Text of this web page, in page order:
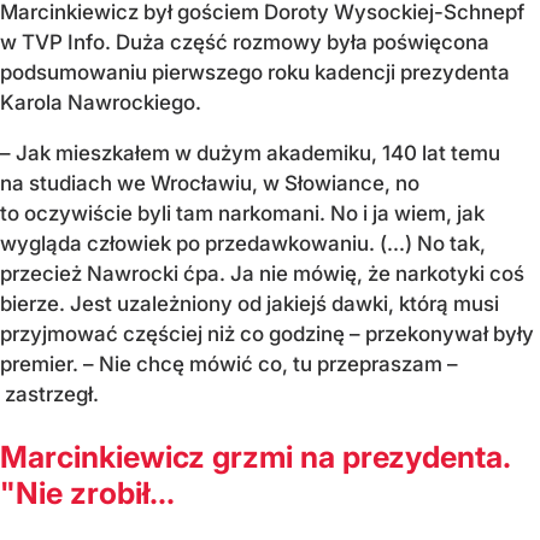
Marcinkiewicz był gościem Doroty Wysockiej-Schnepf
w TVP Info. Duża część rozmowy była poświęcona
podsumowaniu pierwszego roku kadencji prezydenta
Karola Nawrockiego.
– Jak mieszkałem w dużym akademiku, 140 lat temu
na studiach we Wrocławiu, w Słowiance, no
to oczywiście byli tam narkomani. No i ja wiem, jak
wygląda człowiek po przedawkowaniu. (...) No tak,
przecież Nawrocki ćpa. Ja nie mówię, że narkotyki coś
bierze. Jest uzależniony od jakiejś dawki, którą musi
przyjmować częściej niż co godzinę – przekonywał były
premier. – Nie chcę mówić co, tu przepraszam –
zastrzegł.
Marcinkiewicz grzmi na prezydenta.
"Nie zrobił...